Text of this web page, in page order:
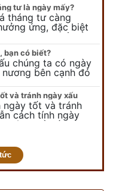
sinh,…
tư là ngày mấy?
tháng tư càng
ứng, đặc biệt
sẽ nghĩ ra đủ trò
hài…
bạn có biết?
chúng ta có ngày
bên cạnh đó
vong. Tuy nhiên khi
vong…
và tránh ngày xấu
ngày tốt và tránh
cách tính ngày
để tiến hành